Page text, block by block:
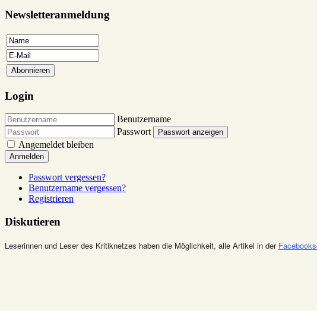
Newsletteranmeldung
Login
Benutzername
Passwort
Passwort anzeigen
Angemeldet bleiben
Anmelden
Passwort vergessen?
Benutzername vergessen?
Registrieren
Diskutieren
Leserinnen und Leser des Kritiknetzes haben die Möglichkeit, alle Artikel in der